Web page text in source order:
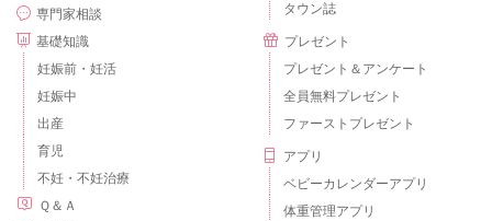
専門家相談
基礎知識
妊娠前・妊活
妊娠中
出産
育児
不妊・不妊治療
Ｑ＆Ａ
タウン誌
プレゼント
プレゼント＆アンケート
全員無料プレゼント
ファーストプレゼント
アプリ
ベビーカレンダーアプリ
体重管理アプリ